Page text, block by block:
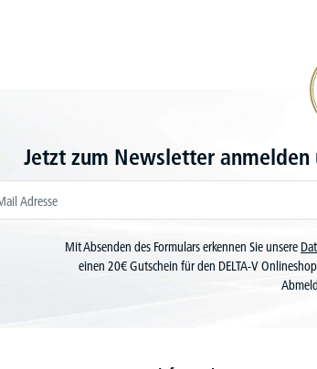
Jetzt zum Newsletter
Mit Absenden des Formulars erkennen Sie unsere
einen 20€ Gutschein für den DELTA-V